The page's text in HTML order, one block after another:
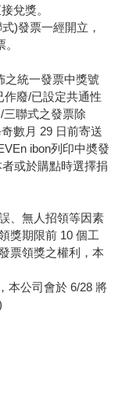
兌獎。
)發票一經開立，
之統一發票中獎號
廢/已設定共通性
三聯式之發票除
數月 29 日前寄送
ibon列印中奬發
或於購點時選擇捐
、無人招領等因素
獎期限前 10 個工
票領獎之權利，本
本公司會於 6/28 將